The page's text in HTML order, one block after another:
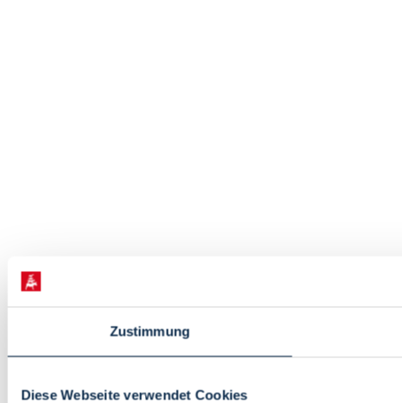
Zustimmung
Diese Webseite verwendet Cookies